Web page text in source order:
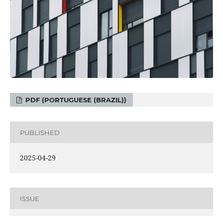
PDF (PORTUGUESE (BRAZIL))
PUBLISHED
2025-04-29
ISSUE